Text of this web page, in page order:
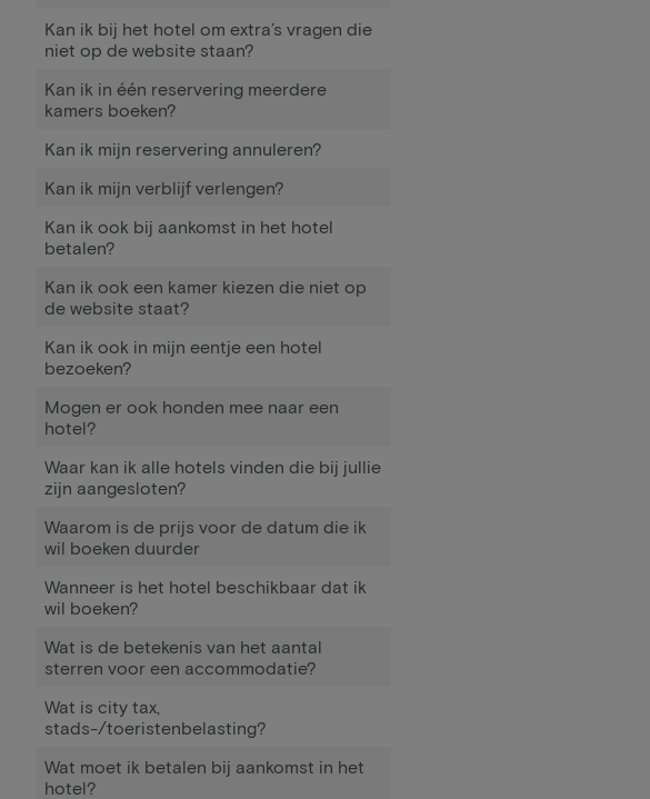
Kan ik bij het hotel om extra’s vragen die
niet op de website staan?
Kan ik in één reservering meerdere
kamers boeken?
Kan ik mijn reservering annuleren?
Kan ik mijn verblijf verlengen?
Kan ik ook bij aankomst in het hotel
betalen?
Kan ik ook een kamer kiezen die niet op
de website staat?
Kan ik ook in mijn eentje een hotel
bezoeken?
Mogen er ook honden mee naar een
hotel?
Waar kan ik alle hotels vinden die bij jullie
zijn aangesloten?
Waarom is de prijs voor de datum die ik
wil boeken duurder
Wanneer is het hotel beschikbaar dat ik
wil boeken?
Wat is de betekenis van het aantal
sterren voor een accommodatie?
Wat is city tax,
stads-/toeristenbelasting?
Wat moet ik betalen bij aankomst in het
hotel?